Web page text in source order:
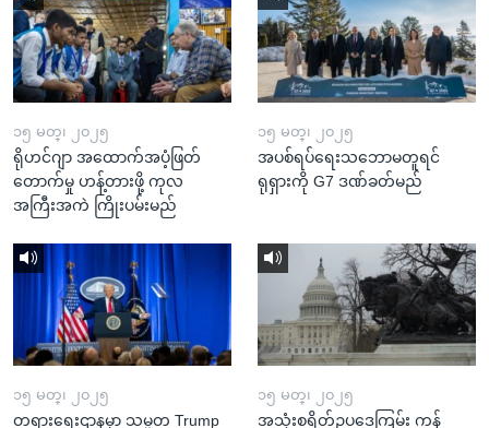
၁၅ မတ္၊ ၂၀၂၅
ရိုဟင်ဂျာ အထောက်အပံ့ဖြတ်
တောက်မှု ဟန့်တားဖို့ ကုလ
အကြီးအကဲ ကြိုးပမ်းမည်
၁၅ မတ္၊ ၂၀၂၅
အပစ်ရပ်ရေးသဘောမတူရင်
ရုရှားကို G7 ဒဏ်ခတ်မည်
၁၅ မတ္၊ ၂၀၂၅
တရားရေးဌာနမှာ သမ္မတ Trump
၁၅ မတ္၊ ၂၀၂၅
အသုံးစရိတ်ဥပဒေကြမ်း ကန်